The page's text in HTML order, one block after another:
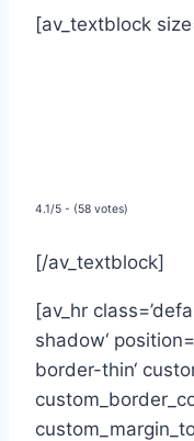
[av_textblock
4.1/5 - (58 votes)
[/av_textblock]
[av_hr
shadow‘
border-thin‘